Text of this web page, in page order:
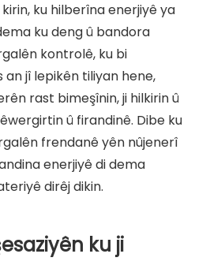
ku hilberîna enerjiyê ya
ku deng û bandora
kontrolê, ku bi
jî lepikên tiliyan hene,
rast bimeşînin, ji hilkirin û
û firandinê. Dibe ku
frendanê yên nûjenerî
enerjiyê di dema
dirêj dikin.
ku ji